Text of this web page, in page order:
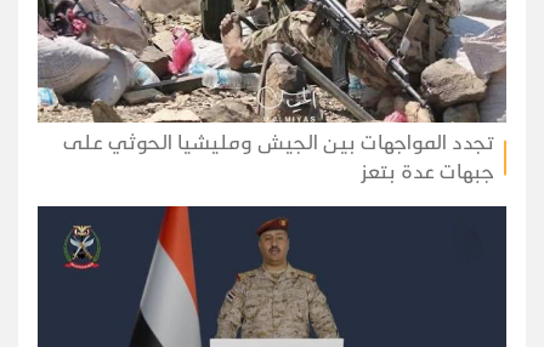
تجدد المواجهات بين الجيش ومليشيا الحوثي على
جبهات عدة بتعز